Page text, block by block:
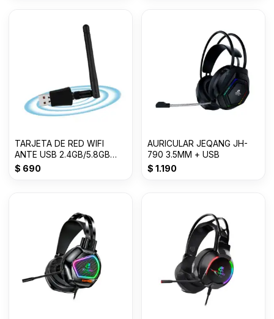
TARJETA DE RED WIFI
ANTE USB 2.4GB/5.8GB
600M
$ 690
AURICULAR JEQANG JH-
790 3.5MM + USB
$ 1.190